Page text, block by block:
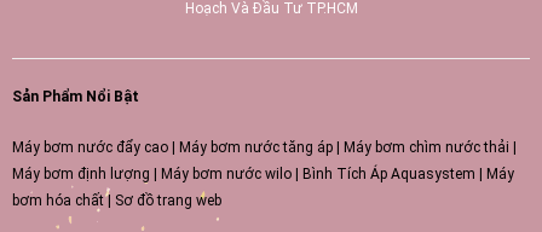
Hoạch Và Đầu Tư TP.HCM
Sản Phẩm Nổi Bật
Máy bơm nước đẩy cao Máy bơm nước tăng áp Máy bơm chìm nước thải
Máy bơm định lượng
Máy bơm nước wilo Bình Tích Áp Aquasystem
Máy
bơm hóa chất| Sơ đồ trang web